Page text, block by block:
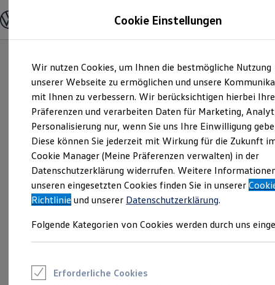
Hauptinhalt
springen
Footer
springen
Modelle und Konfigurator
Modelle vergleichen
Elektroautos
ENERGY Sondermodelle
Nutzfahrzeuge
SUV und CUV
Familienautos
Kombis
Kompaktwagen
Sportwagen
Schnell verfügbare Fahrzeuge
Angebote und Produkte
Aktuelle Angebote
E-Auto-Förderung
Volkswagen Marktplatz
Junge Gebrauchtwagen und Gebrauchtwagen
Saisonangebote
Cookie Einstellungen
Wir nutzen Cookies, um Ihnen die bestmögliche Nutzung
unserer Webseite zu ermöglichen und unsere
mit Ihnen zu verbessern. Wir berücksichtigen hierbei Ihre
Präferenzen und verarbeiten Daten für Marketing,
Personalisierung nur, wenn Sie uns Ihre Einwilligung
Diese können Sie jederzeit mit Wirkung für die Zukunft
Cookie Manager (Meine Präferenzen verwalten) in der
Datenschutzerklärung widerrufen. Weitere
unseren eingesetzten Cookies finden Sie in unserer
Richtlinie und unserer Datenschutzerklärung.
Folgende Kategorien von Cookies werden durch uns
Erforderliche Cookies